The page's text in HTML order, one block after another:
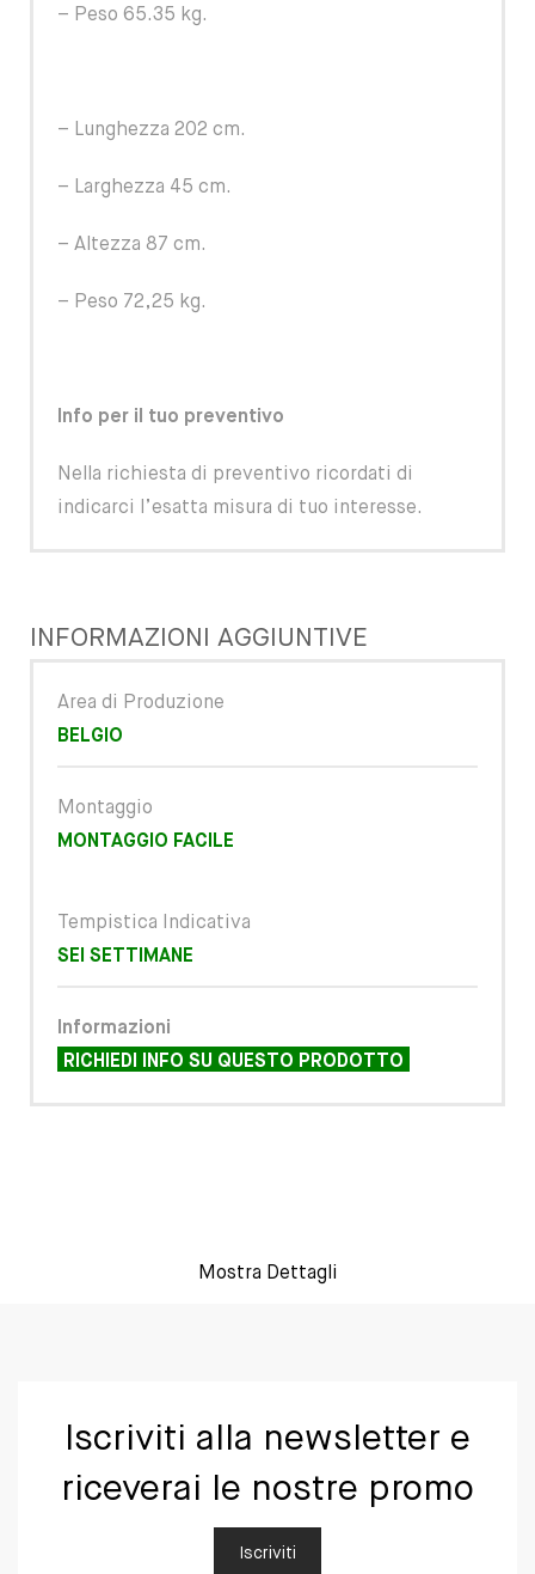
– Peso 65.35 kg.
– Lunghezza 202 cm.
– Larghezza 45 cm.
– Altezza 87 cm.
– Peso 72,25 kg.
Info per il tuo preventivo
Nella richiesta di preventivo ricordati di
indicarci l’esatta misura di tuo interesse.
INFORMAZIONI AGGIUNTIVE
Area di Produzione
BELGIO
Montaggio
MONTAGGIO FACILE
Tempistica Indicativa
SEI SETTIMANE
Informazioni
RICHIEDI INFO SU QUESTO PRODOTTO
Mostra Dettagli
Iscriviti alla newsletter e
riceverai le nostre promo
Iscriviti